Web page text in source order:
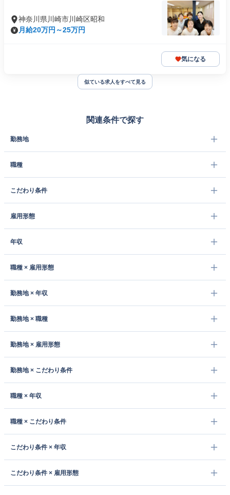
神奈川県川崎市川崎区昭和
月給20万円～25万円
気になる
似ている求人をすべて見る
関連条件で探す
勤務地
職種
こだわり条件
雇用形態
年収
職種 × 雇用形態
勤務地 × 年収
勤務地 × 職種
勤務地 × 雇用形態
勤務地 × こだわり条件
職種 × 年収
職種 × こだわり条件
こだわり条件 × 年収
こだわり条件 × 雇用形態